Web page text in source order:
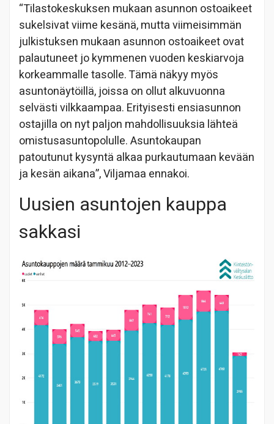
“Tilastokeskuksen mukaan asunnon ostoaikeet
sukelsivat viime kesänä, mutta viimeisimmän
julkistuksen mukaan asunnon ostoaikeet ovat
palautuneet jo kymmenen vuoden keskiarvoja
korkeammalle tasolle. Tämä näkyy myös
asuntonäytöillä, joissa on ollut alkuvuonna
selvästi vilkkaampaa. Erityisesti ensiasunnon
ostajilla on nyt paljon mahdollisuuksia lähteä
omistusasuntopolulle. Asuntokaupan
patoutunut kysyntä alkaa purkautumaan kevään
ja kesän aikana”, Viljamaa ennakoi.
Uusien asuntojen kauppa
sakkasi